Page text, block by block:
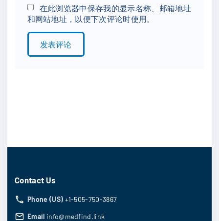
*
a
i
l
在此浏览器中保存我的显示名称、邮箱地址
和网站地址，以便下次评论时使用。
Contact Us
Phone (US) +1-505-750-3867
Email info@medfind.link